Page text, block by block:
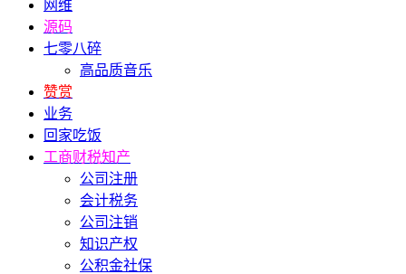
网维
源码
七零八碎
高品质音乐
赞赏
业务
回家吃饭
工商财税知产
公司注册
会计税务
公司注销
知识产权
公积金社保